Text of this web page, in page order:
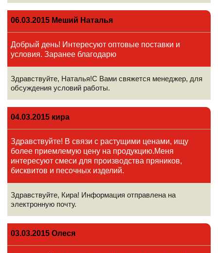
06.03.2015 Меший Наталья
Добрый день! Интересуют оптовые поставки и
условия. Заранее благодарю
Здравствуйте, Наталья!С Вами свяжется менеджер, для
обсуждения условий работы.
04.03.2015 кира
Здравствуйте! В связи с растущими ценами, ищу
более приемлемую цену на продукцию.Меня
интересуют смеси для производства пряников,
бисквитов и песочных изделий.
Здравствуйте, Кира! Информация отправлена на
электронную почту.
03.03.2015 Олеся